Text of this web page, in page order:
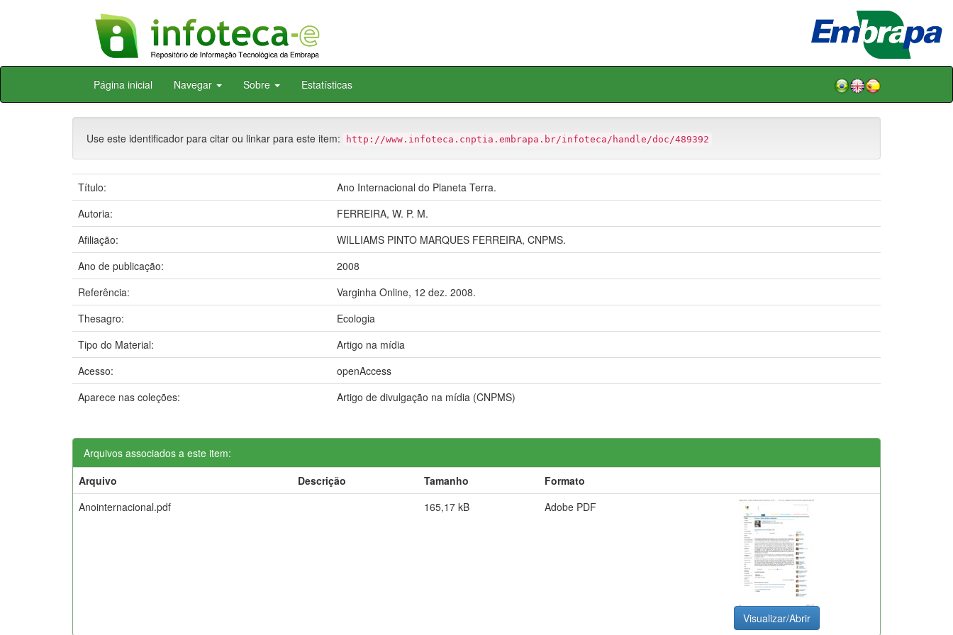
Skip
Página inicial Navegar Sobre Estatísticas
Use este identificador para citar ou linkar para este item: http://www.infoteca.cnptia.embrapa.br/infoteca/handle/doc/489392
Título:
Ano Internacional do Planeta Terra.
Autoria:
FERREIRA, W. P. M.
Afiliação:
WILLIAMS PINTO MARQUES FERREIRA, CNPMS.
Ano de publicação:
2008
Referência:
Varginha Online, 12 dez. 2008.
Thesagro:
Ecologia
Tipo do Material:
Artigo na mídia
Acesso:
openAccess
Aparece nas coleções:
Artigo de divulgação na mídia (CNPMS)
Arquivos associados a este item:
Arquivo
Descrição Tamanho
Formato
Anointernacional.pdf
165,17 kB Adobe PDF
Visualizar/Abrir